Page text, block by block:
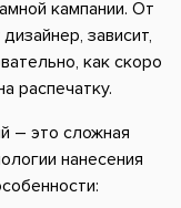
кампании. От
зависит,
как скоро
распечатку.
– это сложная
нанесения